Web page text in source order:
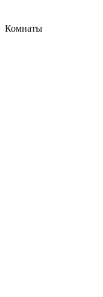
Комнаты